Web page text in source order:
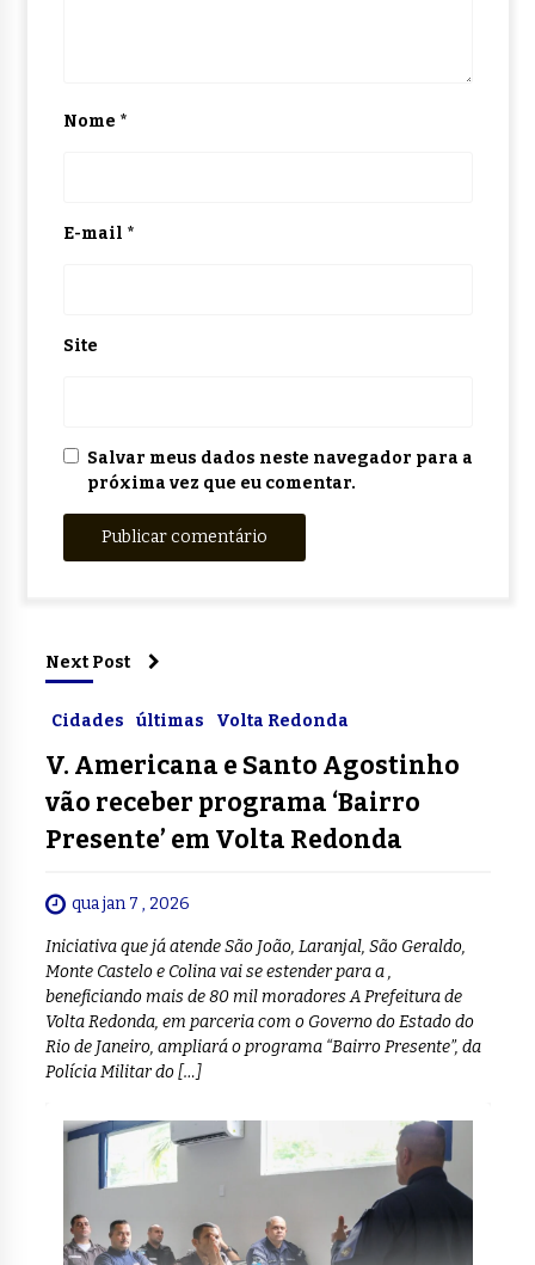
Nome *
E-mail *
Site
Salvar meus dados neste navegador para a
próxima vez que eu comentar.
Next Post
Cidades últimas Volta Redonda
V. Americana e Santo Agostinho
vão receber programa ‘Bairro
Presente’ em Volta Redonda
qua jan 7 , 2026
Iniciativa que já atende São João, Laranjal, São Geraldo,
Monte Castelo e Colina vai se estender para a ,
beneficiando mais de 80 mil moradores A Prefeitura de
Volta Redonda, em parceria com o Governo do Estado do
Rio de Janeiro, ampliará o programa “Bairro Presente”, da
Polícia Militar do […]